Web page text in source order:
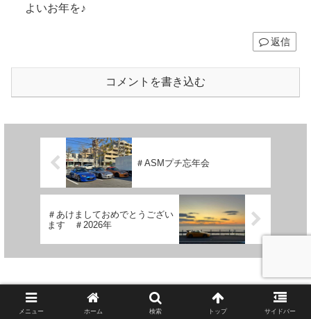
よいお年を♪
返信
コメントを書き込む
＃ASMプチ忘年会
＃あけましておめでとうござい
ます ＃2026年
メニュー ホーム 検索 トップ サイドバー